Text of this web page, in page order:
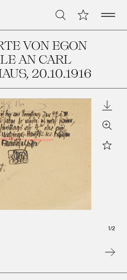
Suche Meine Open
VON EGON
AN CARL
, 20.10.1916
Wien
Zoom
Star
1/2